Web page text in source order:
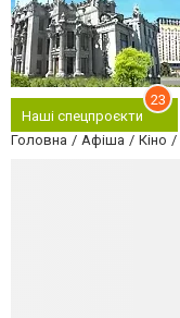
Наші спецпроєкти
23
Головна Афіша Кіно